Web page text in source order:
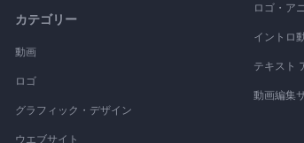
カテゴリー
動画
ロゴ
グラフィック・デザイン
ウエブサイト
ロゴ・ア
イントロ
テキスト
動画編集